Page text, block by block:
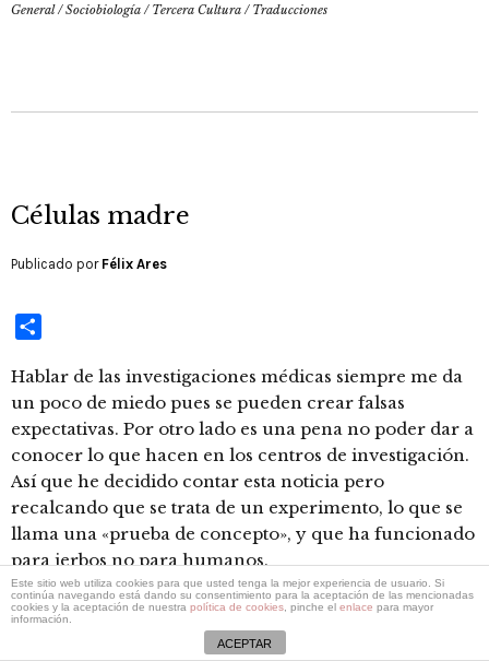
General/Sociobiología / Tercera Cultura / Traducciones
Células madre
Publicado por Félix Ares
Hablar de las investigaciones médicas siempre me da
un poco de miedo pues se pueden crear falsas
expectativas. Por otro lado es una pena no poder dar a
conocer lo que hacen en los centros de investigación.
Así que he decidido contar esta noticia pero
recalcando que se trata de un experimento, lo que se
llama una «prueba de concepto», y que ha funcionado
para jerbos no para humanos.
2 diciembre, 2012
Este sitio web utiliza cookies para que usted tenga la mejor experiencia de usuario. Si
continúa navegando está dando su consentimiento para la aceptación de las mencionadas
cookies y la aceptación de nuestra política de cookies , pinche el enlace para mayor
información.
ACEPTAR